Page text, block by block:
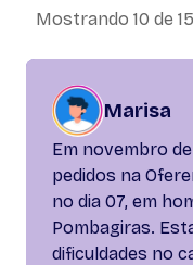
Mostrando 10 de
Marisa
Em novembro
pedidos na
no dia 07, em
Pombagiras.
dificuldades no